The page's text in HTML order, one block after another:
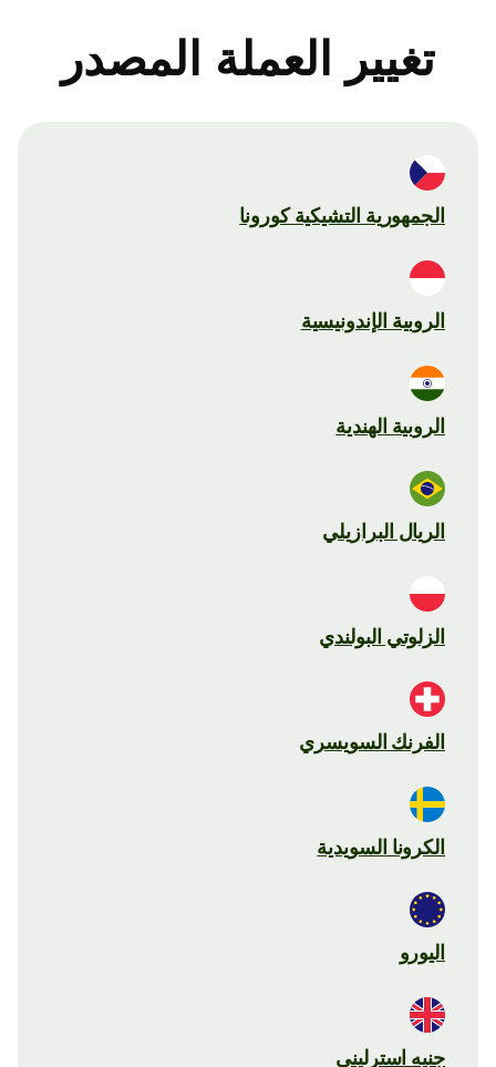
تغيير العملة المصدر
الجمهورية التشيكية كورونا
الروبية الإندونيسية
الروبية الهندية
الريال البرازيلي
الزلوتي البولندي
الفرنك السويسري
الكرونا السويدية
اليورو
جنيه استرليني